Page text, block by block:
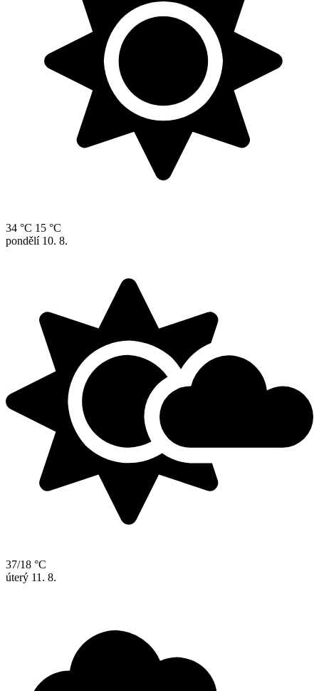
34 °C 15 °C
pondělí 10. 8.
37/18 °C
úterý 11. 8.